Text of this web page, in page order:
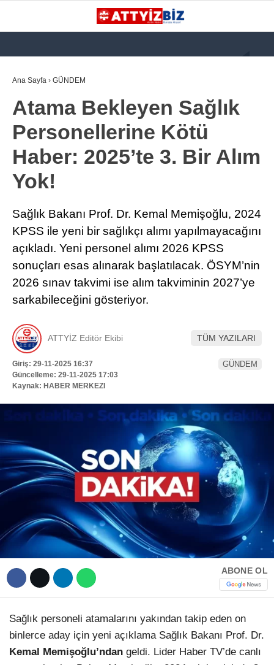
WhatsApp İhbar
Hattı
Youtube
TikTok
Dribbble
KATEGORİLER
GÜNDEM
112 ACİL
KPSS
STK
İLANLAR
TERCİH ROBOTU
Ana Sayfa › GÜNDEM
Atama Bekleyen Sağlık
Personellerine Kötü
Haber: 2025’te 3. Bir Alım
Yok!
Sağlık Bakanı Prof. Dr. Kemal Memişoğlu, 2024
KPSS ile yeni bir sağlıkçı alımı yapılmayacağını
açıkladı. Yeni personel alımı 2026 KPSS
sonuçları esas alınarak başlatılacak. ÖSYM’nin
2026 sınav takvimi ise alım takviminin 2027’ye
sarkabileceğini gösteriyor.
ATTYİZ Editör Ekibi TÜM YAZILARI
Giriş: 29-11-2025 16:37
Güncelleme: 29-11-2025 17:03
Kaynak: HABER MERKEZI
GÜNDEM
ABONE OL
Sağlık personeli atamalarını yakından takip eden on
binlerce aday için yeni açıklama Sağlık Bakanı Prof. Dr.
Kemal Memişoğlu’ndan geldi. Lider Haber TV’de canlı